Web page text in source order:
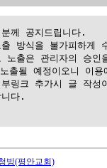
께 공지드립니다.
방식을 불가피하게
출은 관리자의 승인
출될 예정이오니 이용
링크 추가시 글 작성
다.
빙(평안교회)